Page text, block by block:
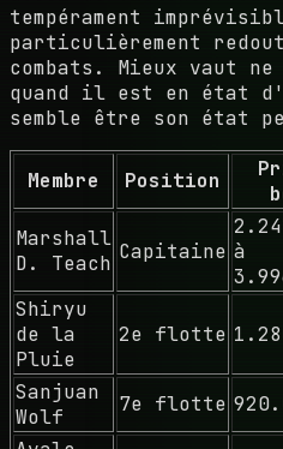
tempérament
particulièrement
combats. Mieux vaut
quand il est en état
semble être son état
Membre Position
Marshall
D. Teach Capitaine à
Shiryu
de la
Pluie
2e flotte
Sanjuan
Wolf
7e flotte